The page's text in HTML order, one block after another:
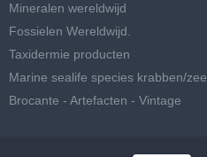
Mineralen wereldwijd
Fossielen Wereldwijd.
Taxidermie producten
Marine sealife species krabben/
Brocante - Artefacten - Vintage